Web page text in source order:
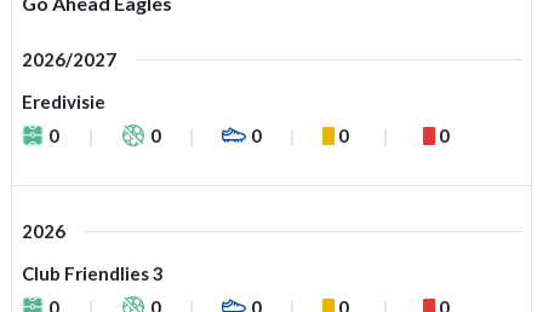
2026/2027
Eredivisie
0
0 0 0 0
2026
Club Friendlies 3
0
0 0 0 0